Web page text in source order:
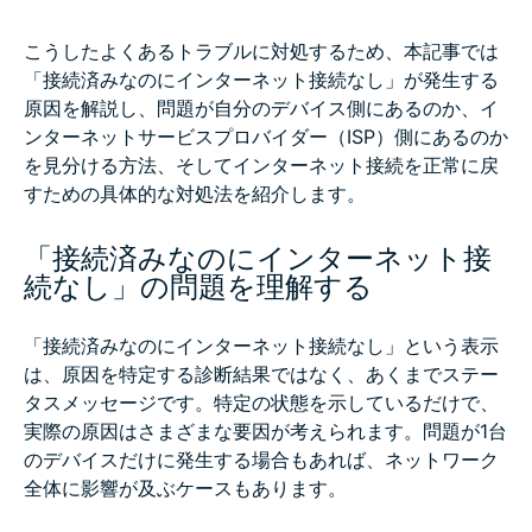
こうしたよくあるトラブルに対処するため、本記事では
「接続済みなのにインターネット接続なし」が発生する
原因を解説し、問題が自分のデバイス側にあるのか、イ
ンターネットサービスプロバイダー（ISP）側にあるのか
を見分ける方法、そしてインターネット接続を正常に戻
すための具体的な対処法を紹介します。
「接続済みなのにインターネット接
続なし」の問題を理解する
「接続済みなのにインターネット接続なし」という表示
は、原因を特定する診断結果ではなく、あくまでステー
タスメッセージです。特定の状態を示しているだけで、
実際の原因はさまざまな要因が考えられます。問題が1台
のデバイスだけに発生する場合もあれば、ネットワーク
全体に影響が及ぶケースもあります。